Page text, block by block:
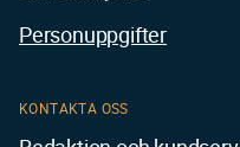
KONTAKTA OSS
Personuppgifter